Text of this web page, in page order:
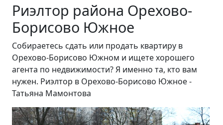
Риэлтор района Орехово-
Борисово Южное
Собираетесь сдать или продать квартиру в
Орехово-Борисово Южном и ищете хорошего
агента по недвижимости? Я именно та, кто вам
нужен. Риэлтор в Орехово-Борисово Южное -
Татьяна Мамонтова